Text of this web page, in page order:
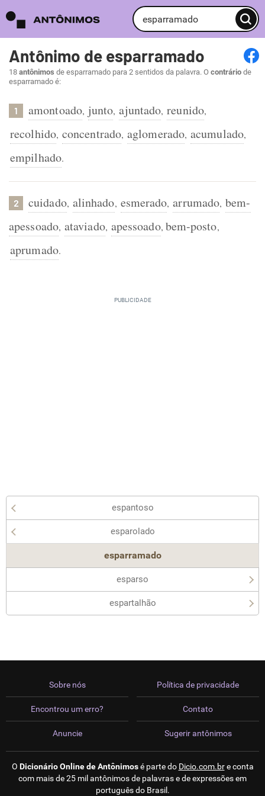
Antônimo de esparramado
18 antônimos de esparramado para 2 sentidos da palavra. O contrário de
esparramado é:
1 amontoado, junto, ajuntado, reunido,
recolhido, concentrado, aglomerado, acumulado,
empilhado.
2 cuidado, alinhado, esmerado, arrumado, bem-
apessoado, ataviado, apessoado, bem-posto,
aprumado.
espantoso
esparolado
esparramado
esparso
espartalhão
Sobre nós
Encontrou um erro?
Anuncie
Política de privacidade
Contato
Sugerir antônimos
O Dicionário Online de Antônimosé parte do Dicio.com.bre conta
com mais de 25 mil antônimos de palavras e de expressões em
português do Brasil.